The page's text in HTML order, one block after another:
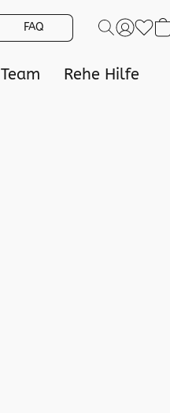
FAQ
Team Rehe Hilfe